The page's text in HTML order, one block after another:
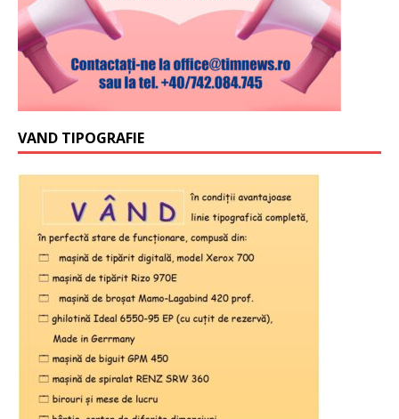
VAND TIPOGRAFIE